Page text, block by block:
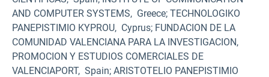
AND COMPUTER SYSTEMS, Greece; TECHNOLOGIKO
PANEPISTIMIO KYPROU, Cyprus; FUNDACION DE LA
COMUNIDAD VALENCIANA PARA LA INVESTIGACION,
PROMOCION Y ESTUDIOS COMERCIALES DE
VALENCIAPORT, Spain; ARISTOTELIO PANEPISTIMIO